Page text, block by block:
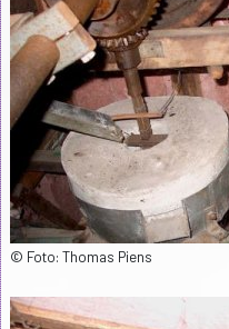
© Foto: Thomas Piens